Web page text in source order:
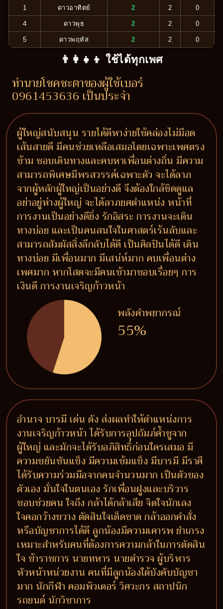
1 ดาวอาทิตย์ 2 2 0
4 ดาวพุธ 2 2 0
5 ดาวพฤหัส 2 2 0
👨‍👩‍👧‍👦 ใช้ได้ทุกเพศ
ทำนายโชคชะตาของผู้ใช้เบอร์
0961453636 เป็นประจำ
ผู้ใหญ่สนับสนุน รายได้ดีหาง่ายใช้คล่องไม่มีอด
เส้นสายดี มีคนช่วยเหลือเสมอโดยเฉพาะเพศตรง
ข้าม ชอบเดินทางและคบหาเพื่อนต่างถิ่น มีความ
สามารถพิเศษมีพรสวรรค์เฉพาะตัว จะได้ลาภ
จากผู้หลักผู้ใหญ่เป็นอย่างดี จึงต้องใกล้ชิดดูแล
อย่าอยู่ห่างผู้ใหญ่ จะได้ลาภยศตำแหน่ง หน้าที่
การงานเป็นอย่างดียิ่ง รักอิสระ การงานจะเดิน
ทางบ่อย และเป็นคนสนใจในศาสตร์เร้นลับและ
สามารถสัมผัสสิ่งลึกลับได้ดี เป็นศิลปินได้ดี เดิน
ทางบ่อย มีเพื่อนมาก มีเสน่ห์มาก คบเพื่อนต่าง
เพศมาก หากโสดจะมีคนเข้ามาชอบเรื่อยๆ การ
เงินดี การงานเจริญก้าวหน้า
พลังคำพยากรณ์
55%
อำนาจ บารมี เด่น ดัง ส่งผลทำให้ตำแหน่งการ
งานเจริญก้าวหน้า ได้รับการอุปถัมภ์ค้ำชูจาก
ผู้ใหญ่ และมักจะได้รับอภิสิทธิ์ก่อนใครเสมอ มี
ความขยันขันแข็ง มีความเข้มแข็ง มีบารมี มีราศี
ได้รับความร่วมมือจากคนจำนวนมาก เป็นตัวของ
ตัวเอง มั่นใจในตนเอง รักเพื่อนฝูงและบริวาร
ชอบช่วยคน ใจถึง กล้าได้กล้าเสีย จิตใจนักเลง
ใจคอกว้างขวาง ตัดสินใจเด็ดขาด กล้าออกคำสั่ง
หรือบัญชาการได้ดี ลูกน้องมีความเคารพ ยำเกรง
เหมาะสำหรับคนที่ต้องการความกล้าในการตัดสิน
ใจ ข้าราชการ นายทหาร นายตำรวจ ผู้บริหาร
หัวหน้าหน่วยงาน คนที่มีลูกน้องใต้บังคับบัญชา
มาก นักกีฬา คอมพิวเตอร์ วิศวะกร สถาปนิก
รถยนต์ นักวิชาการ